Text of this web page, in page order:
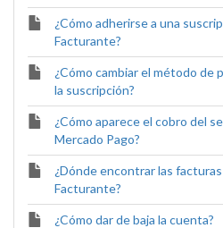
¿Cómo adherirse a una
Facturante?
¿Cómo cambiar el método
la suscripción?
¿Cómo aparece el cobro del
Mercado Pago?
¿Dónde encontrar las
Facturante?
¿Cómo dar de baja la cuenta?